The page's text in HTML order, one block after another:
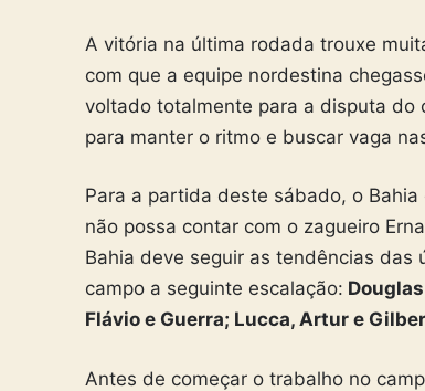
A vitória na última rodada trouxe
com que a equipe nordestina
voltado totalmente para a disputa do
para manter o ritmo e buscar vaga
Para a partida deste sábado, o
não possa contar com o zagueiro
Bahia deve seguir as tendências das
campo a seguinte escalação:
Flávio e Guerra; Lucca, Artur e
Antes de começar o trabalho no